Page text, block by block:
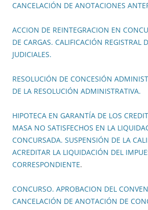
CANCELACIÓN DE ANOTACIONES
ACCION DE REINTEGRACION EN
DE CARGAS. CALIFICACIÓN REGISTRAL
JUDICIALES.
RESOLUCIÓN DE CONCESIÓN
DE LA RESOLUCIÓN ADMINISTRATIVA.
HIPOTECA EN GARANTÍA DE LOS
MASA NO SATISFECHOS EN LA
CONCURSADA. SUSPENSIÓN DE LA
ACREDITAR LA LIQUIDACIÓN DEL
CORRESPONDIENTE.
CONCURSO. APROBACION DEL
CANCELACIÓN DE ANOTACIÓN DE